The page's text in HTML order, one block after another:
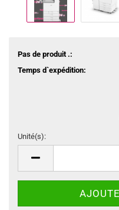
Pas de produit .:
Temps d`expédition:
Unité(s):